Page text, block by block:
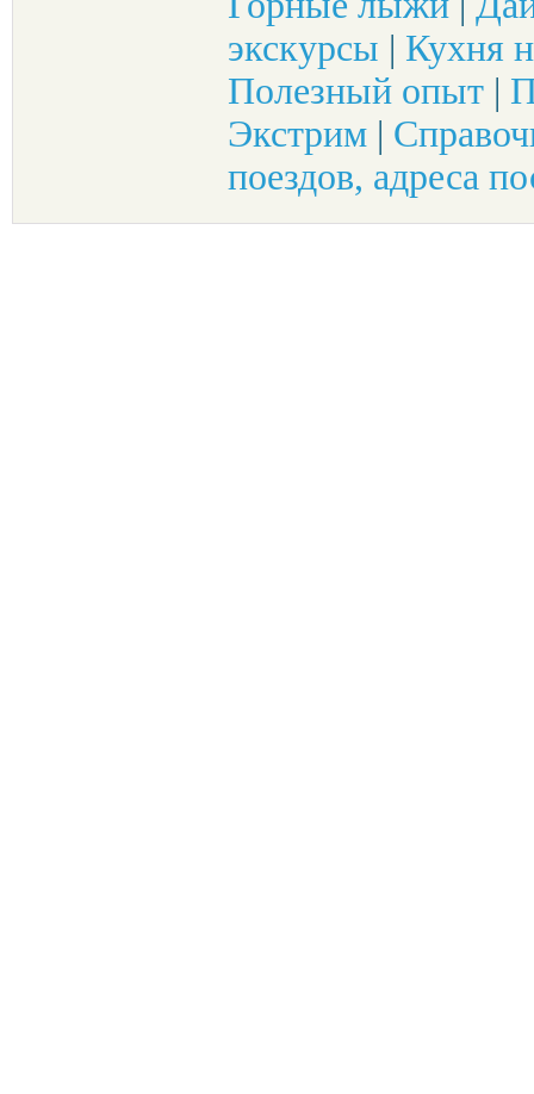
экскурсы | Кухня
Полезный опыт |
Экстрим |
поездов, адреса